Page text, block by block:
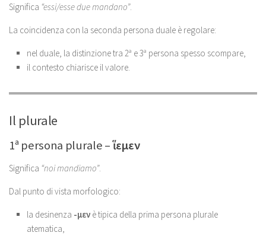
Significa “essi/esse due mandano”.
La coincidenza con la seconda persona duale è regolare:
nel duale, la distinzione tra 2ª e 3ª persona spesso scompare,
il contesto chiarisce il valore.
Il plurale
1ª persona plurale –ἵεμεν
Significa “noi mandiamo”.
Dal punto di vista morfologico:
la desinenza -μεν è tipica della prima persona plurale
atematica,